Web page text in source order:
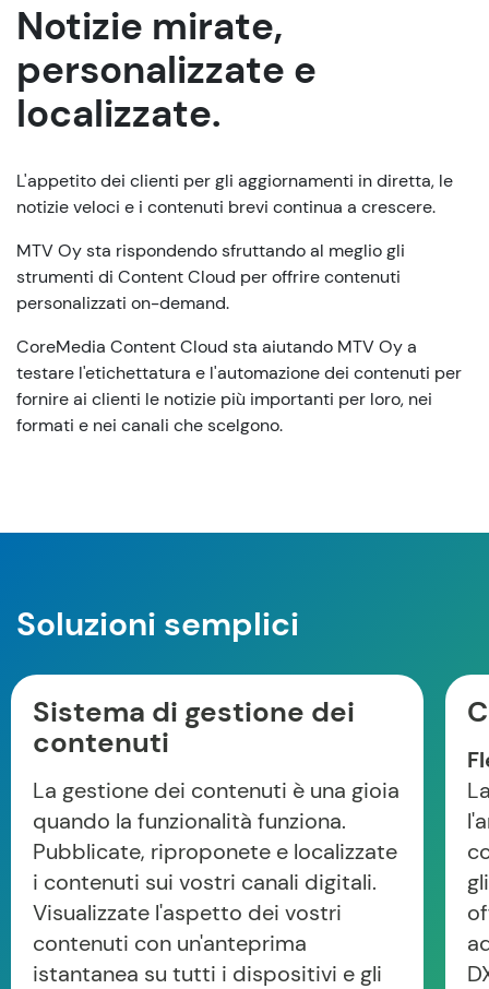
Notizie mirate,
personalizzate e
localizzate.
L'appetito dei clienti per gli aggiornamenti in diretta, le
notizie veloci e i contenuti brevi continua a crescere.
MTV Oy sta rispondendo sfruttando al meglio gli
strumenti di Content Cloud per offrire contenuti
personalizzati on-demand.
CoreMedia Content Cloud sta aiutando MTV Oy a
testare l'etichettatura e l'automazione dei contenuti per
fornire ai clienti le notizie più importanti per loro, nei
formati e nei canali che scelgono.
Soluzioni semplici
Sistema di gestione dei
contenuti
La gestione dei contenuti è una gioia
quando la funzionalità funziona.
Pubblicate, riproponete e localizzate
i contenuti sui vostri canali digitali.
Visualizzate l'aspetto dei vostri
contenuti con un'anteprima
istantanea su tutti i dispositivi e gli